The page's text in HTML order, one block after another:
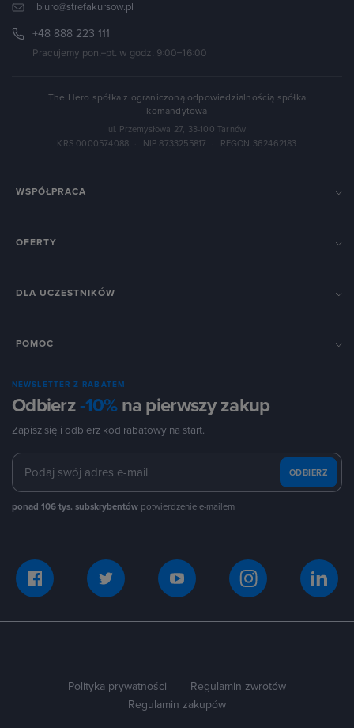
biuro@strefakursow.pl
+48 888 223 111
Pracujemy pon.–pt. w godz. 9:00–16:00
The Hero spółka z ograniczoną odpowiedzialnością spółka
komandytowa
ul. Przemysłowa 27, 33-100 Tarnów
KRS 0000574088
NIP 8733255817 REGON 362462183
WSPÓŁPRACA
OFERTY
DLA UCZESTNIKÓW
POMOC
NEWSLETTER Z RABATEM
Odbierz-10%na pierwszy zakup
Zapisz się i odbierz kod rabatowy na start.
ODBIERZ
ponad 106 tys. subskrybentów potwierdzenie e-mailem
Polityka prywatności
Regulamin zwrotów
Regulamin zakupów